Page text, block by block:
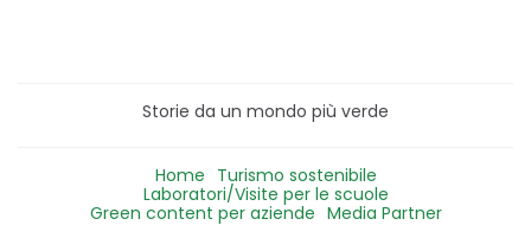
Storie da un mondo più verde
Home Turismo sostenibile
Laboratori/Visite per le scuole
Green content per aziende Media Partner